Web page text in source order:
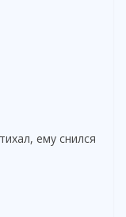
ему снился